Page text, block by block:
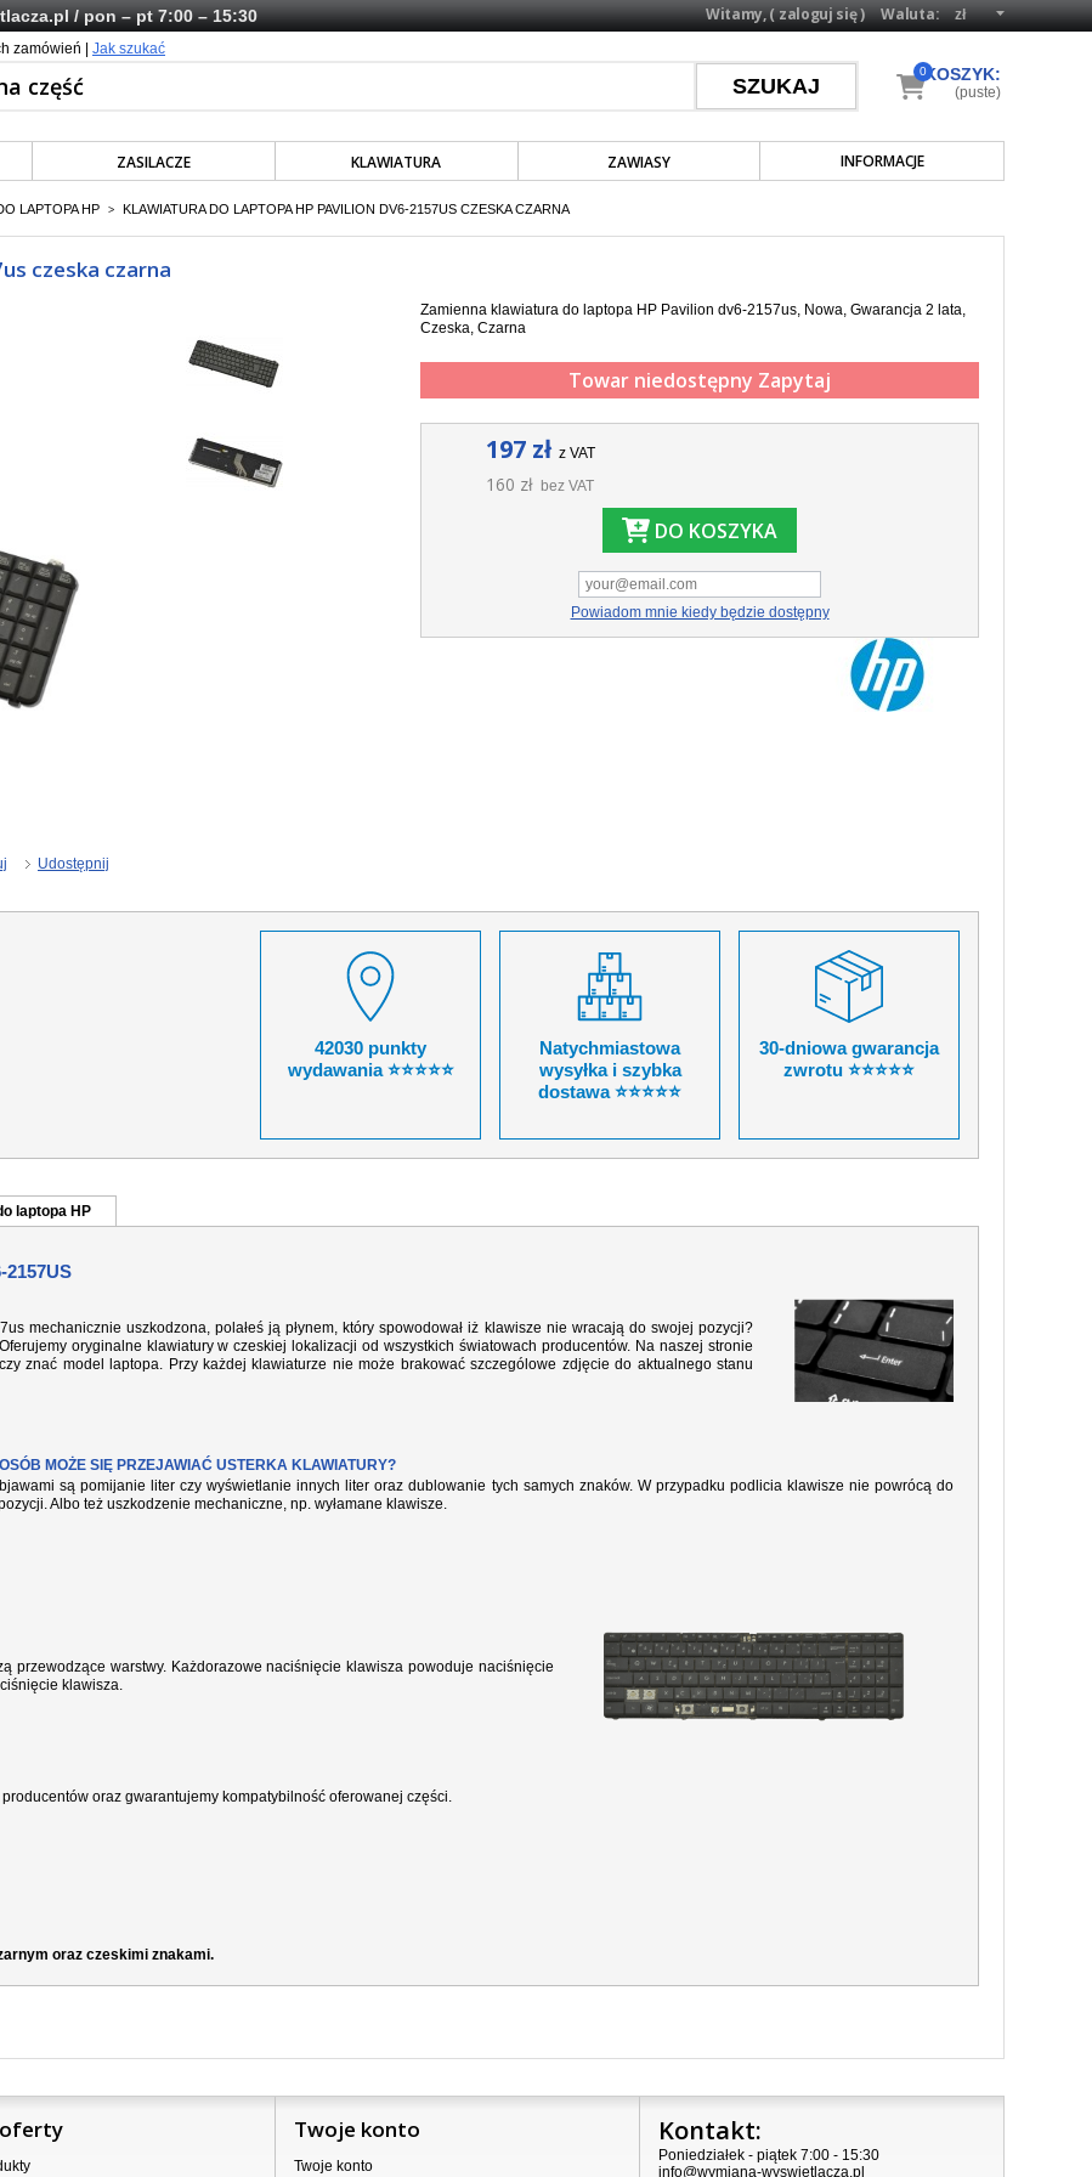
/ pon – pt 7:00 – 15:30 Waluta:
Witamy, (zaloguj się)
zamówień | Jak szukać
ZASILACZE KLAWIATURA ZAWIASY INFORMACJE
KOSZYK:
0
(puste)
LAPTOPA HP > KLAWIATURA DO LAPTOPA HP PAVILION DV6-2157US CZESKA CZARNA
czeska czarna
Zamienna klawiatura do laptopa HP Pavilion dv6-2157us, Nowa, Gwarancja 2 lata,
Czeska, Czarna
Towar niedostępny Zapytaj
197 zł z VAT
160 zł bez VAT
DO KOSZYKA
Powiadom mnie kiedy będzie dostępny
Udostępnij
42030 punkty
wydawania ⭐⭐⭐⭐⭐
Natychmiastowa
wysyłka i szybka
dostawa ⭐⭐⭐⭐⭐
30-dniowa gwarancja
zwrotu ⭐⭐⭐⭐⭐
laptopa HP
2157US
mechanicznie uszkodzona, polałeś ją płynem, który spowodował iż klawisze nie wracają do swojej pozycji?
oryginalne klawiatury w czeskiej lokalizacji od wszystkich światowach producentów. Na naszej stronie
znać model laptopa. Przy każdej klawiaturze nie może brakować szczególowe zdjęcie do aktualnego stanu
MOŻE SIĘ PRZEJAWIAĆ USTERKA KLAWIATURY?
są pomijanie liter czy wyświetlanie innych liter oraz dublowanie tych samych znaków. W przypadku podlicia klawisze nie powrócą do
Albo też uszkodzenie mechaniczne, np. wyłamane klawisze.
przewodzące warstwy. Każdorazowe naciśnięcie klawisza powoduje naciśnięcie
klawisza.
oraz gwarantujemy kompatybilność oferowanej części.
oraz czeskimi znakami.
Twoje konto
Twoje konto
Kontakt:
Poniedziałek - piątek 7:00 - 15:30
info@wymiana-wyswietlacza.pl